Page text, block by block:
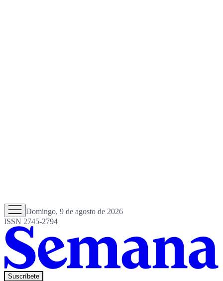
Domingo, 9 de agosto de 2026
ISSN 2745-2794
Suscríbete